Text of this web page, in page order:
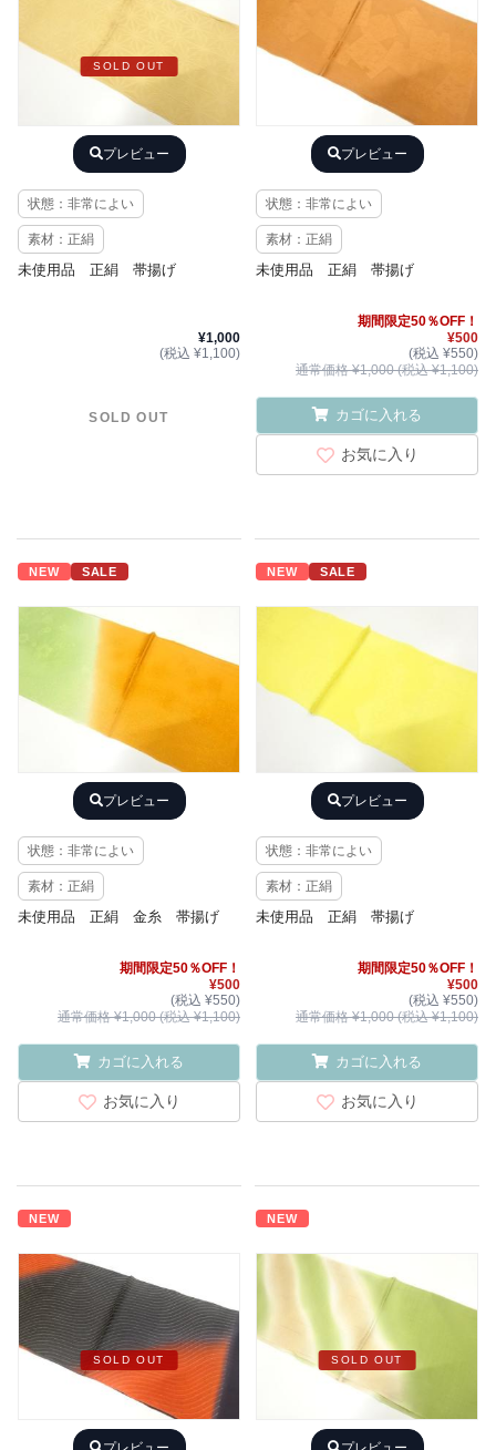
SOLD OUT
プレビュー
状態：非常によい
素材：正絹
未使用品 正絹 帯揚げ
¥1,000
(税込 ¥1,100)
SOLD OUT
プレビュー
状態：非常によい
素材：正絹
未使用品 正絹 帯揚げ
期間限定50％OFF！
¥500
(税込 ¥550)
通常価格 ¥1,000 (税込 ¥1,100)
カゴに入れる
お気に入り
NEW SALE
プレビュー
状態：非常によい
素材：正絹
未使用品 正絹 金糸 帯揚げ
期間限定50％OFF！
¥500
(税込 ¥550)
通常価格 ¥1,000 (税込 ¥1,100)
カゴに入れる
お気に入り
NEW SALE
プレビュー
状態：非常によい
素材：正絹
未使用品 正絹 帯揚げ
期間限定50％OFF！
¥500
(税込 ¥550)
通常価格 ¥1,000 (税込 ¥1,100)
カゴに入れる
お気に入り
NEW
SOLD OUT
NEW
SOLD OUT